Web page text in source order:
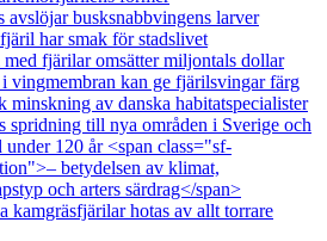
avslöjar busksnabbvingens larver
har smak för stadslivet
fjärilar omsätter miljontals dollar
vingmembran kan ge fjärilsvingar färg
minskning av danska habitatspecialister
spridning till nya områden i Sverige och
under 120 år <span class="sf-
betydelsen av klimat,
och arters särdrag</span>
kamgräsfjärilar hotas av allt torrare